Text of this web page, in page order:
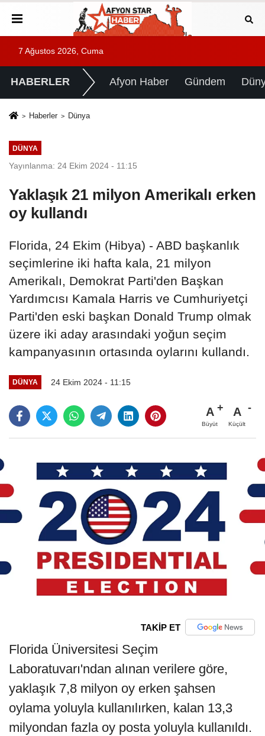
7 Ağustos 2026, Cuma
HABERLER Afyon Haber Gündem
Haberler Dünya
DÜNYA
Yayınlanma: 24 Ekim 2024 - 11:15
Yaklaşık 21 milyon Amerikalı erken
oy kullandı
Florida, 24 Ekim (Hibya) - ABD başkanlık
seçimlerine iki hafta kala, 21 milyon
Amerikalı, Demokrat Parti'den Başkan
Yardımcısı Kamala Harris ve Cumhuriyetçi
Parti'den eski başkan Donald Trump olmak
üzere iki aday arasındaki yoğun seçim
kampanyasının ortasında oylarını kullandı.
DÜNYA 24 Ekim 2024 - 11:15
A
Büyüt
A
Küçült
TAKİP ET
Florida Üniversitesi Seçim
Laboratuvarı'ndan alınan verilere göre,
yaklaşık 7,8 milyon oy erken şahsen
oylama yoluyla kullanılırken, kalan 13,3
milyondan fazla oy posta yoluyla kullanıldı.